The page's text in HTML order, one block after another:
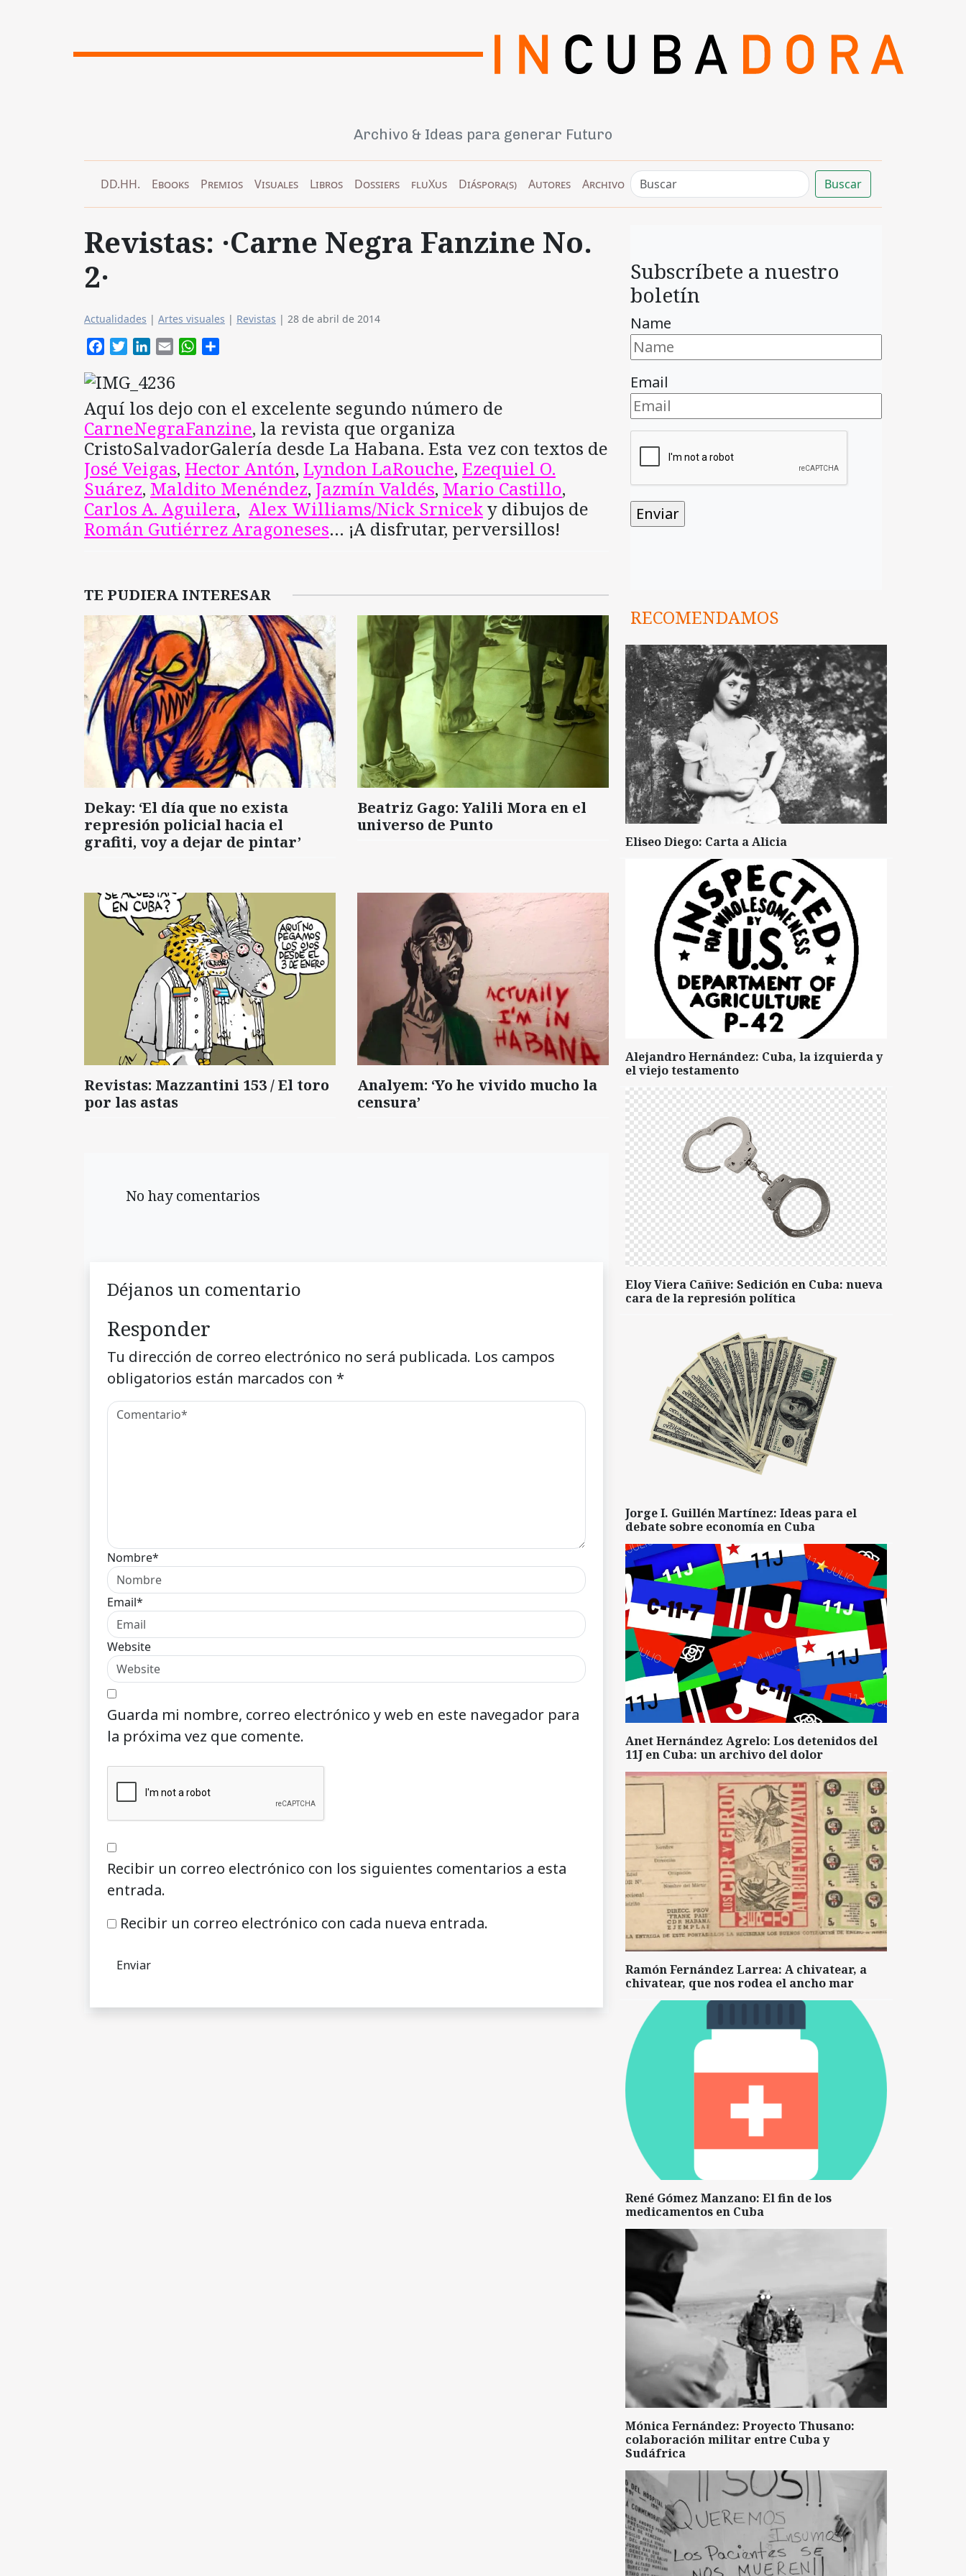
Archivo & Ideas para generar Futuro
DD.HH. Ebooks Premios Visuales Libros Dossiers fluXus Diáspora(s) Autores Archivo Buscar
Revistas: ·Carne Negra Fanzine No.
2·
Actualidades | Artes visuales | Revistas | 28 de abril de 2014
FacebookTwitterLinkedIn
Email WhatsApp
Aquí los dejo con el excelente segundo número de
CarneNegraFanzine, la revista que organiza
CristoSalvadorGalería desde La Habana. Esta vez con textos de
José Veigas, Hector Antón, Lyndon LaRouche, Ezequiel O.
Suárez, Maldito Menéndez, Jazmín Valdés, Mario Castillo,
Carlos A. Aguilera, Alex Williams/Nick Srniceky dibujos de
Román Gutiérrez Aragoneses… ¡A disfrutar, perversillos!
TE PUDIERA INTERESAR
Dekay: ‘El día que no exista
represión policial hacia el
grafiti, voy a dejar de pintar’
Beatriz Gago: Yalili Mora en el
universo de Punto
Revistas: Mazzantini 153 / El toro
por las astas
Analyem: ‘Yo he vivido mucho la
censura’
No hay comentarios
Déjanos un comentario
Responder
Tu dirección de correo electrónico no será publicada. Los campos
obligatorios están marcados con *
Nombre*
Email*
Website
Guarda mi nombre, correo electrónico y web en este navegador para
la próxima vez que comente.
Recibir un correo electrónico con los siguientes comentarios a esta
entrada.
Recibir un correo electrónico con cada nueva entrada.
Subscríbete a nuestro
boletín
Name
Email
RECOMENDAMOS
Eliseo Diego: Carta a Alicia
Alejandro Hernández: Cuba, la izquierda y
el viejo testamento
Eloy Viera Cañive: Sedición en Cuba: nueva
cara de la represión política
Jorge I. Guillén Martínez: Ideas para el
debate sobre economía en Cuba
Anet Hernández Agrelo: Los detenidos del
11J en Cuba: un archivo del dolor
Ramón Fernández Larrea: A chivatear, a
chivatear, que nos rodea el ancho mar
René Gómez Manzano: El fin de los
medicamentos en Cuba
Mónica Fernández: Proyecto Thusano:
colaboración militar entre Cuba y
Sudáfrica